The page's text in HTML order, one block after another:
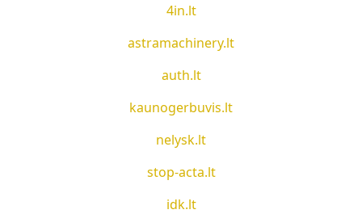
4in.lt
astramachinery.lt
auth.lt
kaunogerbuvis.lt
nelysk.lt
stop-acta.lt
idk.lt